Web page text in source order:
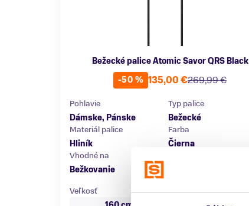
Bežecké palice Atomic Savor QRS Black
-50 %
269,99 €
135,00 €
Pohlavie
Dámske, Pánske
Typ palice
Bežecké
Materiál palice
Hliník
Farba
Čierna
Vhodné na
Bežkovanie
Veľkosť